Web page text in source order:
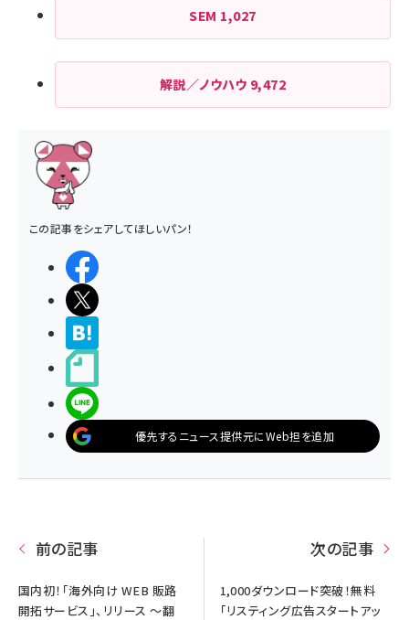
SEM 1,027
解説／ノウハウ 9,472
この記事をシェアしてほしいパン！
優先するニュース提供元にWeb担を追加
前の記事
国内初！「海外向け WEB 販路
開拓サービス」、リリース ～翻
次の記事
1,000ダウンロード突破！無料
「リスティング広告スタートアッ